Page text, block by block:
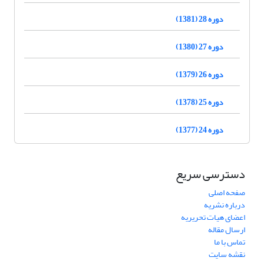
دوره 28 (1381)
دوره 27 (1380)
دوره 26 (1379)
دوره 25 (1378)
دوره 24 (1377)
دسترسی سریع
صفحه اصلی
درباره نشریه
اعضای هیات تحریریه
ارسال مقاله
تماس با ما
نقشه سایت